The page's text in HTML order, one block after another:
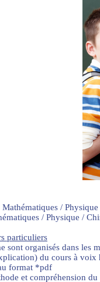
/
/ Physique /
particuliers
sont organisés dans les
du cours à voix
format *pdf
et compréhension